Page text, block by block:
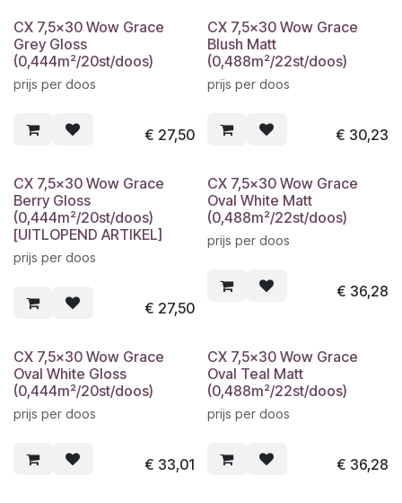
CX 7,5x30 Wow Grace
Grey Gloss
(0,444m²/20st/doos)
prijs per doos
€ 27,50
CX 7,5x30 Wow Grace
Blush Matt
(0,488m²/22st/doos)
prijs per doos
€ 30,23
CX 7,5x30 Wow Grace
Berry Gloss
(0,444m²/20st/doos)
[UITLOPEND ARTIKEL]
prijs per doos
€ 27,50
CX 7,5x30 Wow Grace
Oval White Matt
(0,488m²/22st/doos)
prijs per doos
€ 36,28
CX 7,5x30 Wow Grace
Oval White Gloss
(0,444m²/20st/doos)
prijs per doos
€ 33,01
CX 7,5x30 Wow Grace
Oval Teal Matt
(0,488m²/22st/doos)
prijs per doos
€ 36,28